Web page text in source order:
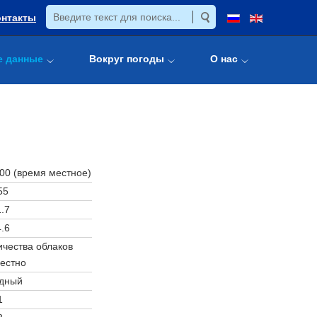
данные Вокруг погоды О нас
(время местное)
облаков